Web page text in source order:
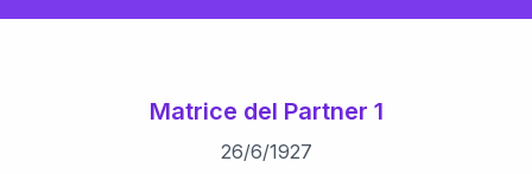
Matrice del Partner 1
26/6/1927